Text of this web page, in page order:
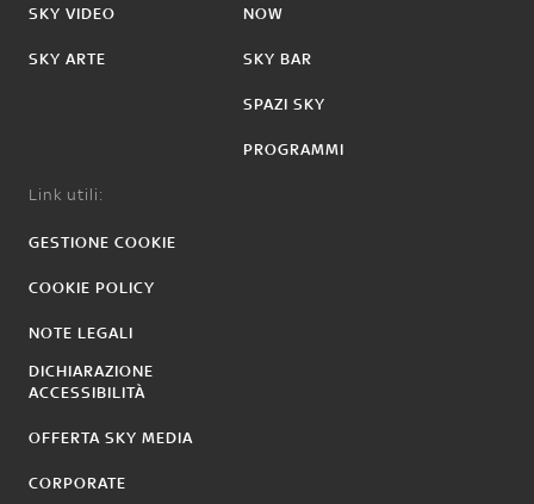
SKY VIDEO
SKY ARTE
NOW
SKY BAR
SPAZI SKY
PROGRAMMI
Link utili:
GESTIONE COOKIE
COOKIE POLICY
NOTE LEGALI
DICHIARAZIONE
ACCESSIBILITÀ
OFFERTA SKY MEDIA
CORPORATE